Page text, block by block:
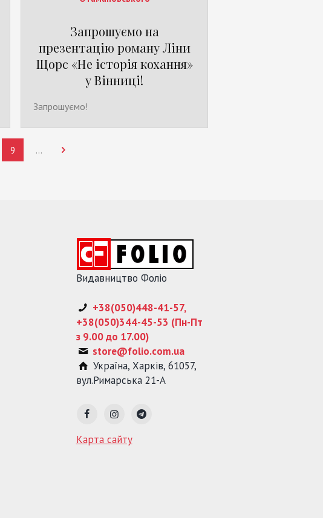
Запрошуємо на
презентацію роману Ліни
Щорс «Не історія кохання»
у Вінниці!
Запрошуємо!
9 ...
Видавництво Фоліо
+38(050)448-41-57,
+38(050)344-45-53 (Пн-Пт
з 9.00 до 17.00)
store@folio.com.ua
Україна,Харків,61057,
вул.Римарська 21-А
Карта сайту